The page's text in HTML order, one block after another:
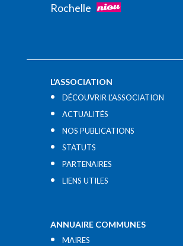
Rochelle
L’ASSOCIATION
DÉCOUVRIR L’ASSOCIATION
ACTUALITÉS
NOS PUBLICATIONS
STATUTS
PARTENAIRES
LIENS UTILES​
ANNUAIRE COMMUNES
MAIRES